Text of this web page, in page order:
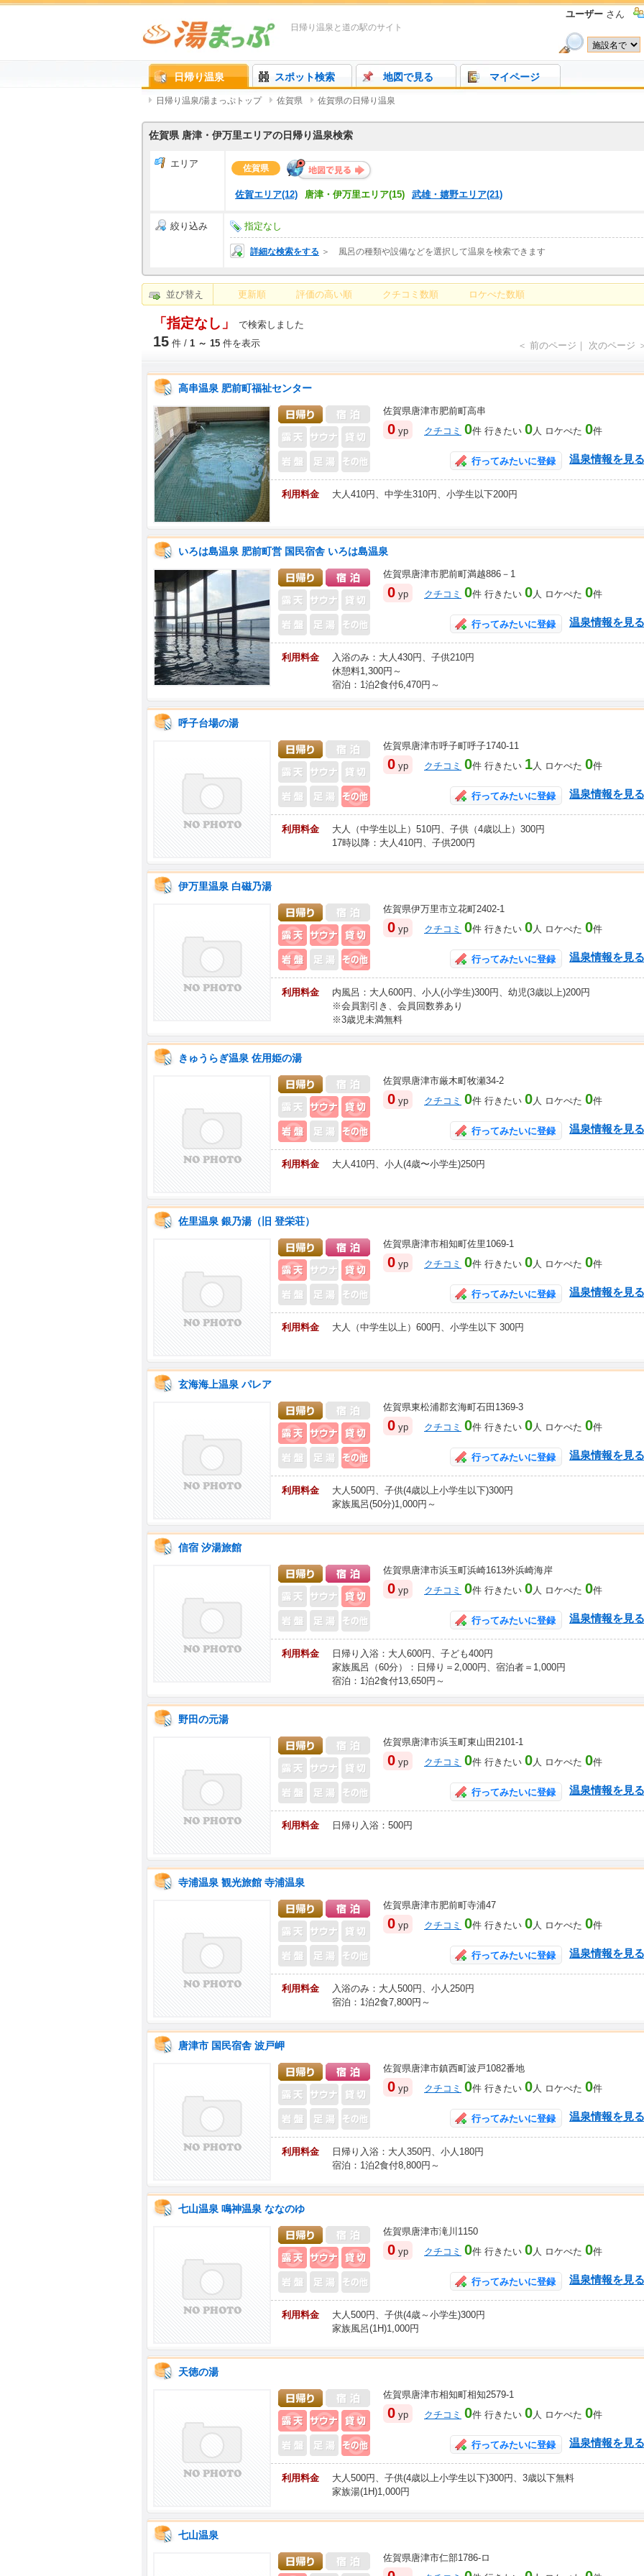
日帰り温泉と道の駅のサイト
ユーザー さん
日帰り温泉 スポット検索 地図で見る マイページ
日帰り温泉/湯まっぷトップ 佐賀県 佐賀県の日帰り温泉
佐賀県 唐津・伊万里エリアの日帰り温泉検索
エリア 佐賀県
佐賀エリア(12) 唐津・伊万里エリア(15) 武雄・嬉野エリア(21)
絞り込み 指定なし
詳細な検索をする ＞ 風呂の種類や設備などを選択して温泉を検索できます
並び替え 更新順 評価の高い順 クチコミ数順 ロケぺた数順
「指定なし」 で検索しました
15 件 / 1 ～ 15 件を表示 ＜ 前のページ｜ 次のページ
高串温泉 肥前町福祉センター
日帰り入浴可佐賀県唐津市肥前町高串
0 yp クチコミ 0件 行きたい 0人 ロケぺた 0件
行ってみたいに登録 温泉情報を見る
利用料金 大人410円、中学生310円、小学生以下200円
いろは島温泉 肥前町営 国民宿舎 いろは島温泉
日帰り入浴可宿泊可
佐賀県唐津市肥前町満越886－1
0 yp クチコミ 0件 行きたい 0人 ロケぺた 0件
行ってみたいに登録 温泉情報を見る
利用料金
入浴のみ：大人430円、子供210円
休憩料1,300円～
宿泊：1泊2食付6,470円～
呼子台場の湯
日帰り入浴可佐賀県唐津市呼子町呼子1740-11
0 yp クチコミ 0件 行きたい 1人 ロケぺた 0件
行ってみたいに登録 温泉情報を見る
利用料金
大人（中学生以上）510円、子供（4歳以上）300円
17時以降：大人410円、子供200円
伊万里温泉 白磁乃湯
日帰り入浴可
露天風呂サウナ
貸切風呂
岩盤浴
佐賀県伊万里市立花町2402-1
0 yp クチコミ 0件 行きたい 0人 ロケぺた 0件
行ってみたいに登録 温泉情報を見る
利用料金
内風呂：大人600円、小人(小学生)300円、幼児(3歳以上)200円
※会員割引き、会員回数券あり
※3歳児未満無料
きゅうらぎ温泉 佐用姫の湯
日帰り入浴可
サウナ
貸切風呂
岩盤浴
佐賀県唐津市厳木町牧瀬34-2
0 yp クチコミ 0件 行きたい 0人 ロケぺた 0件
行ってみたいに登録 温泉情報を見る
利用料金 大人410円、小人(4歳〜小学生)250円
佐里温泉 銀乃湯（旧 登栄荘）
日帰り入浴可宿泊可
露天風呂
貸切風呂
佐賀県唐津市相知町佐里1069-1
0 yp クチコミ 0件 行きたい 0人 ロケぺた 0件
行ってみたいに登録 温泉情報を見る
利用料金 大人（中学生以上）600円、小学生以下 300円
玄海海上温泉 パレア
日帰り入浴可
露天風呂サウナ
貸切風呂
佐賀県東松浦郡玄海町石田1369-3
0 yp クチコミ 0件 行きたい 0人 ロケぺた 0件
行ってみたいに登録 温泉情報を見る
利用料金
大人500円、子供(4歳以上小学生以下)300円
家族風呂(50分)1,000円～
信宿 汐湯旅館
日帰り入浴可宿泊可
貸切風呂
佐賀県唐津市浜玉町浜崎1613外浜崎海岸
0 yp クチコミ 0件 行きたい 0人 ロケぺた 0件
行ってみたいに登録 温泉情報を見る
利用料金
日帰り入浴：大人600円、子ども400円
家族風呂（60分）：日帰り＝2,000円、宿泊者＝1,000円
宿泊：1泊2食付13,650円～
野田の元湯
日帰り入浴可佐賀県唐津市浜玉町東山田2101-1
0 yp クチコミ 0件 行きたい 0人 ロケぺた 0件
行ってみたいに登録 温泉情報を見る
利用料金 日帰り入浴：500円
寺浦温泉 観光旅館 寺浦温泉
日帰り入浴可宿泊可
佐賀県唐津市肥前町寺浦47
0 yp クチコミ 0件 行きたい 0人 ロケぺた 0件
行ってみたいに登録 温泉情報を見る
利用料金
入浴のみ：大人500円、小人250円
宿泊：1泊2食7,800円～
唐津市 国民宿舎 波戸岬
日帰り入浴可宿泊可
佐賀県唐津市鎮西町波戸1082番地
0 yp クチコミ 0件 行きたい 0人 ロケぺた 0件
行ってみたいに登録 温泉情報を見る
利用料金
日帰り入浴：大人350円、小人180円
宿泊：1泊2食付8,800円～
七山温泉 鳴神温泉 ななのゆ
日帰り入浴可
露天風呂サウナ 貸切風呂
佐賀県唐津市滝川1150
0 yp クチコミ 0件 行きたい 0人 ロケぺた 0件
行ってみたいに登録 温泉情報を見る
利用料金
大人500円、子供(4歳～小学生)300円
家族風呂(1H)1,000円
天徳の湯
日帰り入浴可
露天風呂サウナ
貸切風呂
佐賀県唐津市相知町相知2579-1
0 yp クチコミ 0件 行きたい 0人 ロケぺた 0件
行ってみたいに登録 温泉情報を見る
利用料金
大人500円、子供(4歳以上小学生以下)300円、3歳以下無料
家族湯(1H)1,000円
七山温泉
日帰り入浴可佐賀県唐津市仁部1786-ロ